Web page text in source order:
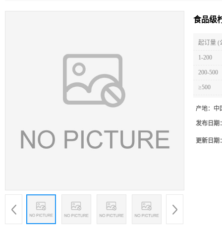
食品级
起订量 (
1-200
200-500
≥500
产地： 中
发布日期
更新日期